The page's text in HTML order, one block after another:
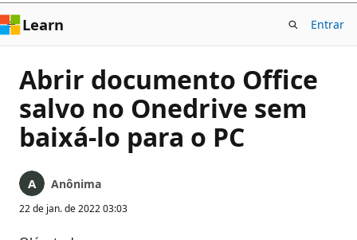
Learn Entrar
Abrir documento Office
salvo no Onedrive sem
baixá-lo para o PC
Anônima
22 de jan. de 2022 03:03